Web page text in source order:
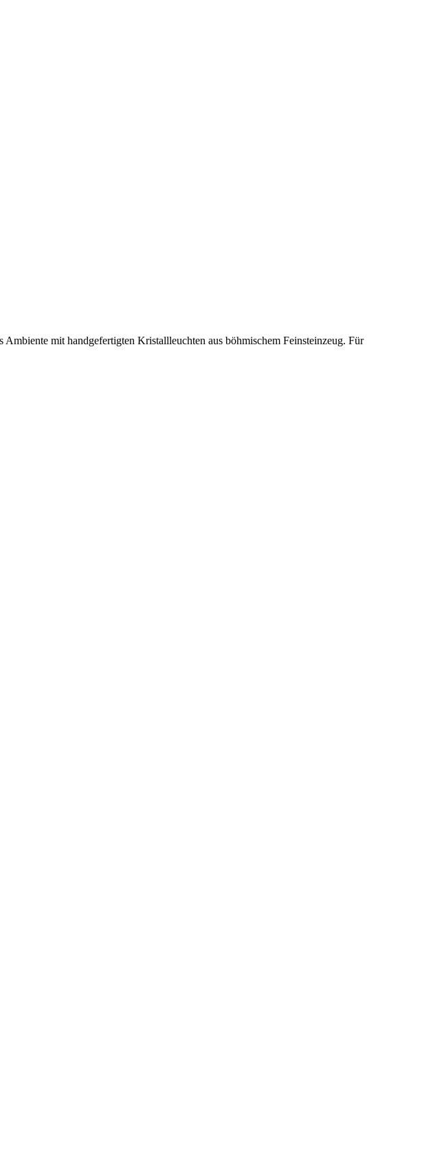
mit handgefertigten Kristallleuchten aus böhmischem Feinsteinzeug. Für